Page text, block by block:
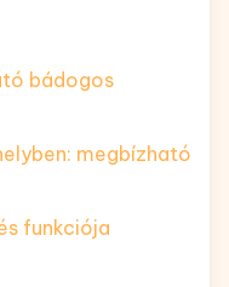
bádogos
megbízható
funkciója